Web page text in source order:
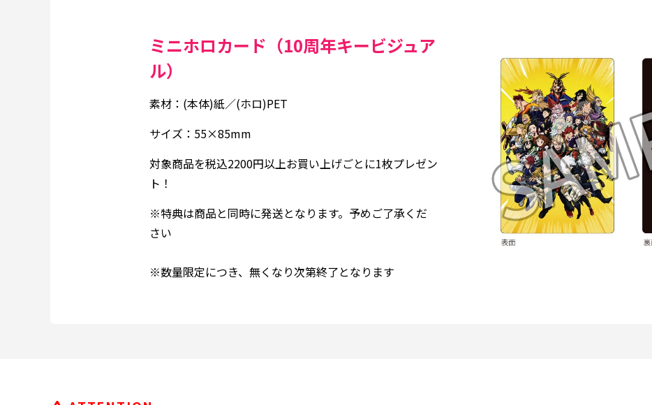
ミニホロカード（10周年キービジュア
ル）
素材：(本体)紙／(ホロ)PET
サイズ：55×85mm
対象商品を税込2200円以上お買い上げごとに1枚プレゼン
ト！
※特典は商品と同時に発送となります。予めご了承くだ
さい
※数量限定につき、無くなり次第終了となります